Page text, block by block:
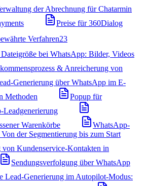
der Abrechnung für Chatarmin
Preise für 360Dialog
Verfahren23
bei WhatsApp: Bilder, Videos
& Anreicherung von
Generierung über WhatsApp im E-
Methoden
Popup für
Warenkörbe
WhatsApp-
der Segmentierung bis zum Start
Kundenservice-Kontakten in
Sendungsverfolgung über WhatsApp
Lead-Generierung im Autopilot-Modus: